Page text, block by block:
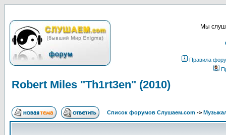
Мы
Правила
Robert Miles "Th1rt3en" (2010)
Список форумов Слушаем.com ->